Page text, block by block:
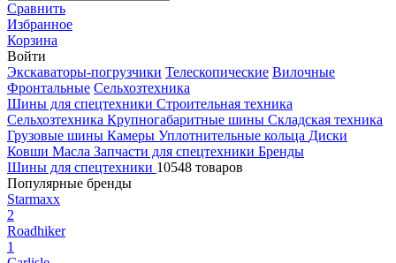
Сравнить
Избранное
Корзина
Войти
Экскаваторы-погрузчики Телескопические Вилочные
Фронтальные Сельхозтехника
Шины для спецтехники Строительная техника
Сельхозтехника Крупногабаритные шины Складская техника
Грузовые шины Камеры Уплотнительные кольца Диски
Ковши Масла Запчасти для спецтехники Бренды
Шины для спецтехники 10548 товаров
Популярные бренды
Starmaxx
2
Roadhiker
1